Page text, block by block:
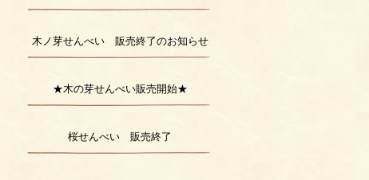
木ノ芽せんべい 販売終了のお知らせ
★木の芽せんべい販売開始★
桜せんべい 販売終了